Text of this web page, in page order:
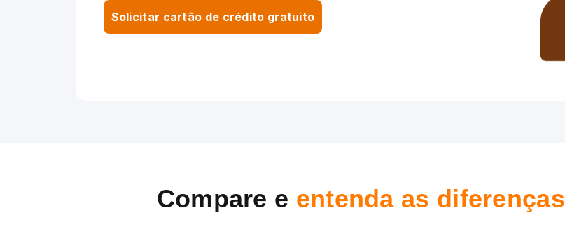
Solicitar cartão de crédito gratuito
Compare e entenda as diferenças